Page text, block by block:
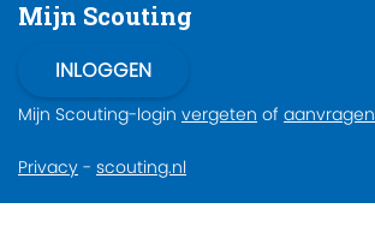
Mijn Scouting
Mijn Scouting-login vergeten of aanvragen
Privacy - scouting.nl